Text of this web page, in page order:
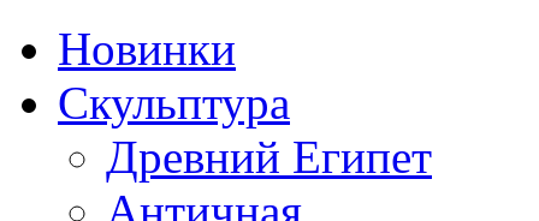
Новинки
Скульптура
Древний Египет